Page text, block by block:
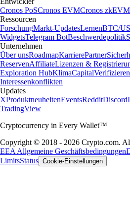
Cronos PoSCronos EVMCronos zkEVM
Ressourcen
ForschungMarkt-UpdatesLernenBTC/
WidgetsTelegram BotBeschwerdepolitik
Unternehmen
Über unsRoadmapKarrierePartner
ReservenAffiliateLizenzen &
Exploration HubKlimaCapitalVerifizieren
Interessenkonflikten
Updates
XProduktneuheitenEventsRedditDiscord
TradingView
Cryptocurrency in Every Wallet™
Copyright © 2018 - 2026 Crypto.com.
EEA Allgemeine Geschäftsbedingungen
LimitsStatus Cookie-Einstellungen